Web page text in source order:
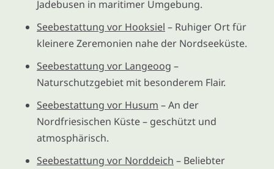
Jadebusen in maritimer Umgebung.
Seebestattung vor Hooksiel – Ruhiger Ort für
kleinere Zeremonien nahe der Nordseeküste.
Seebestattung vor Langeoog –
Naturschutzgebiet mit besonderem Flair.
Seebestattung vor Husum – An der
Nordfriesischen Küste – geschützt und
atmosphärisch.
Seebestattung vor Norddeich – Beliebter